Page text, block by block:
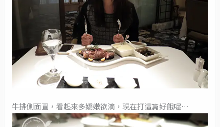
牛排側面圖，看起來多嬌嫩欲滴，現在打這篇好餓喔…